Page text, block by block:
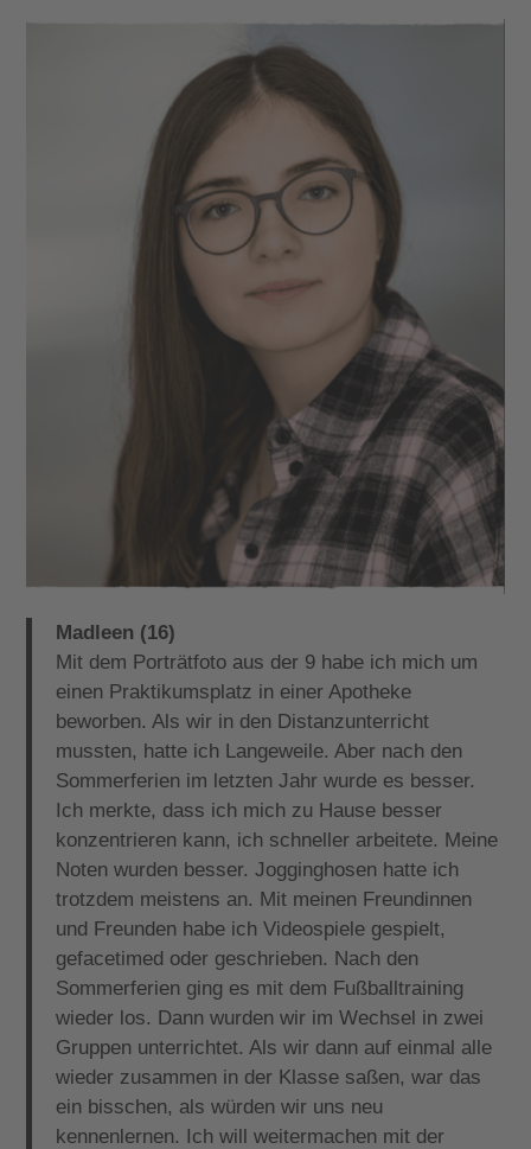
Madleen (16)
Mit dem Porträtfoto aus der 9 habe ich mich um
einen Praktikumsplatz in einer Apotheke
beworben. Als wir in den Distanzunterricht
mussten, hatte ich Langeweile. Aber nach den
Sommerferien im letzten Jahr wurde es besser.
Ich merkte, dass ich mich zu Hause besser
konzentrieren kann, ich schneller arbeitete. Meine
Noten wurden besser. Jogginghosen hatte ich
trotzdem meistens an. Mit meinen Freundinnen
und Freunden habe ich Videospiele gespielt,
gefacetimed oder geschrieben. Nach den
Sommerferien ging es mit dem Fußballtraining
wieder los. Dann wurden wir im Wechsel in zwei
Gruppen unterrichtet. Als wir dann auf einmal alle
wieder zusammen in der Klasse saßen, war das
ein bisschen, als würden wir uns neu
kennenlernen. Ich will weitermachen mit der